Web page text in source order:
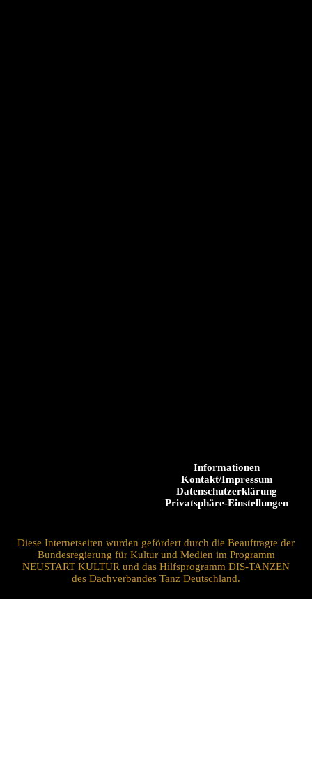
Informationen
Kontakt/Impressum
Datenschutzerklärung
Privatsphäre-Einstellungen
Diese Internetseiten wurden gefördert durch die Beauftragte der
Bundesregierung für Kultur und Medien im Programm
NEUSTART KULTUR und das Hilfsprogramm DIS-TANZEN
des Dachverbandes Tanz Deutschland.